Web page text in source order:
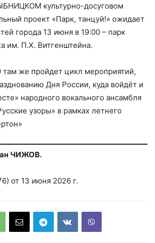
культурно-досуговом
проект «Парк, танцуй!» ожидает
города 13 июня в 19:00 – парк
им. П.Х. Витгенштейна.
там же пройдет цикл мероприятий,
Дня России, куда войдёт и
народного вокального ансамбля
узоры» в рамках летнего
ЧИЖОВ.
от 13 июня 2026 г.